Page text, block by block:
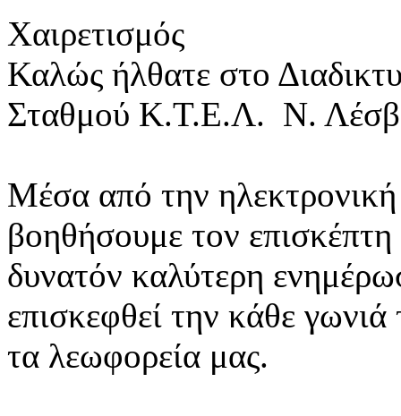
Χαιρετισμός
Καλώς ήλθατε στο
Σταθμού Κ.Τ.Ε.Λ. Ν.
Μέσα από την ηλεκτρονική
βοηθήσουμε τον
δυνατόν καλύτερη
επισκεφθεί την κάθε
τα λεωφορεία μας.